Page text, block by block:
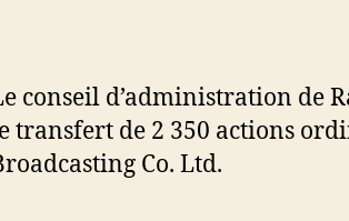
conseil d’administration de
transfert de 2 350 actions
Co. Ltd.